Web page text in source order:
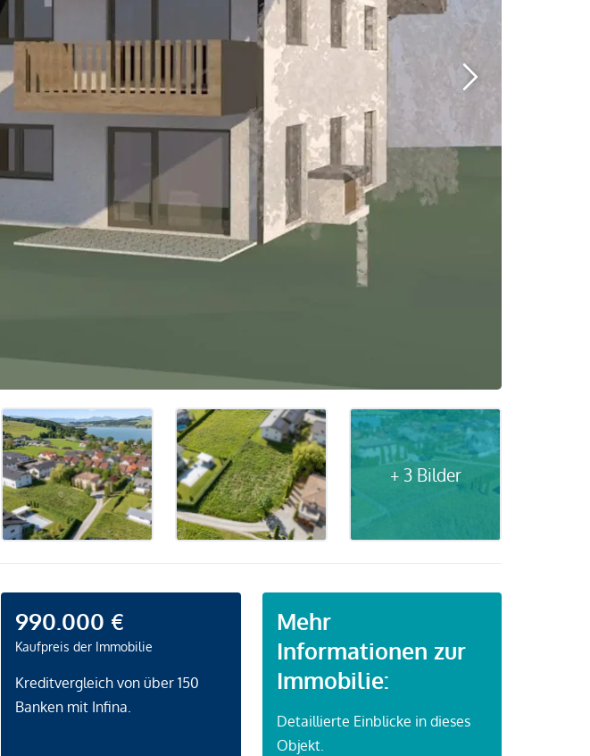
+ 3 Bilder
990.000 €
Kaufpreis der Immobilie
Kreditvergleich von über 150
Banken mit Infina.
Mehr
Informationen zur
Immobilie:
Detaillierte Einblicke in dieses
Objekt.